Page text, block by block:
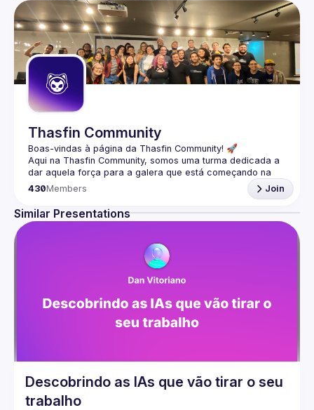
Thasfin Community
Boas-vindas à página da Thasfin Community! 🚀
Aqui na Thasfin Community, somos uma turma dedicada a
dar aquela força para a galera que está começando na
área ou passando por uma transição de carreira
. Nossa
crescimento. 💪
Organizamos meetups tanto online quanto presenciais,
aprendermos juntos e compartilhar aquele conhecimento
E sabe o que mais? Adoramos ver nossos membros
networking, então não fique tímido(a) e
meetups. Estamos aqui para ajudar e trocar ideias. Vamos
430Members Join
Similar Presentations
Descobrindo as IAs que vão tirar o seu
trabalho